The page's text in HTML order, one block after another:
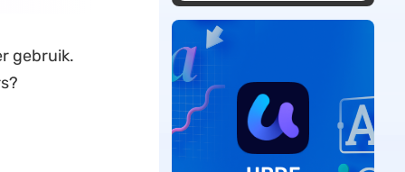
gebruik.